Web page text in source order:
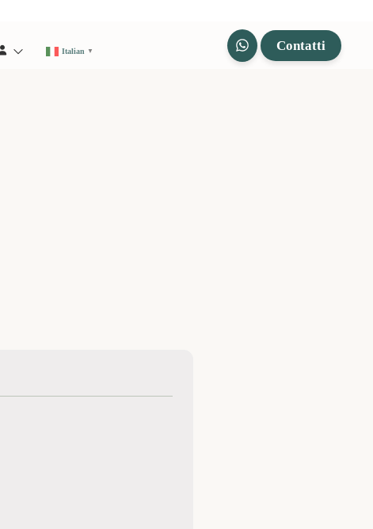
Italian ▼ Contatti